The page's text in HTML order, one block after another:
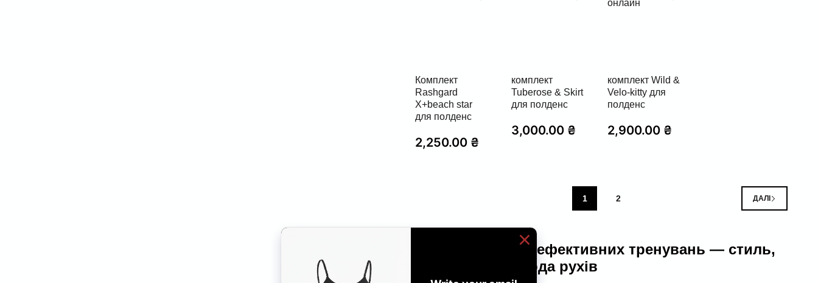
Комплект
Rashgard
X+beach star
для полденс
2,250.00 ₴
комплект
Tuberose & Skirt
для полденс
3,000.00 ₴
комплект Wild &
Velo-kitty для
полденс
2,900.00 ₴
1 2 ДАЛІ
Фітнес-одяг для ефективних тренувань — стиль,
комфорт і свобода рухів